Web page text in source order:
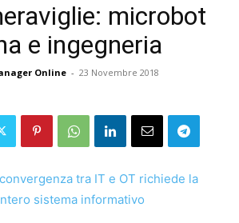
microbot
e ingegneria
Online - 23 Novembre 2018